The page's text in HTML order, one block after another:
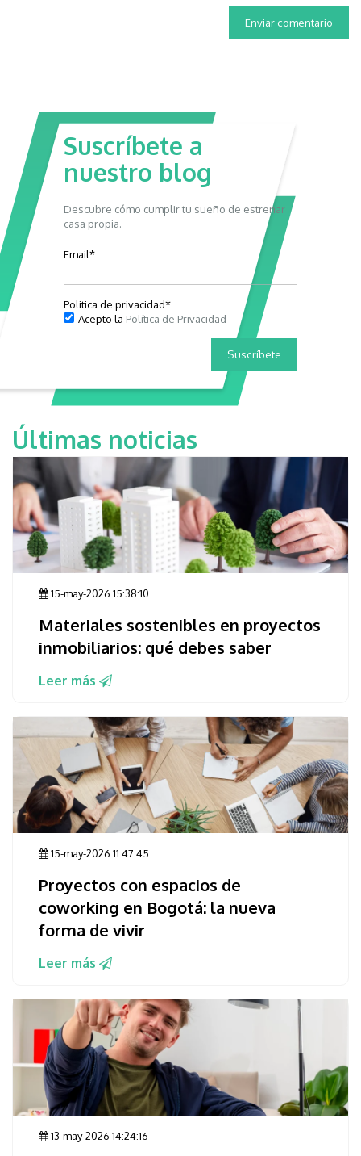
Suscríbete a
nuestro blog
Descubre cómo cumplir tu sueño de estrenar
casa propia.
Email*
Politica de privacidad*
Acepto la Política de Privacidad
Últimas noticias
15-may-2026 15:38:10
Materiales sostenibles en proyectos
inmobiliarios: qué debes saber
Leer más
15-may-2026 11:47:45
Proyectos con espacios de
coworking en Bogotá: la nueva
forma de vivir
Leer más
13-may-2026 14:24:16